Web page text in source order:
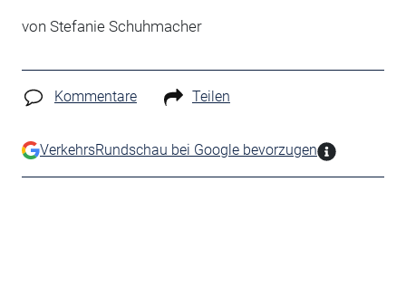
von Stefanie Schuhmacher
Kommentare Teilen
VerkehrsRundschau bei Google bevorzugen